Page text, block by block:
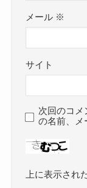
メール ※
サイト
次回のコメ
の名前、メ
上に表示され